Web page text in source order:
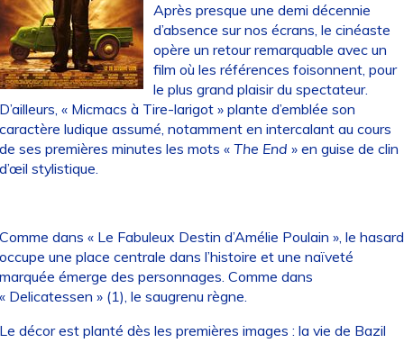
Après presque une demi décennie
d’absence sur nos écrans, le cinéaste
opère un retour remarquable avec un
film où les références foisonnent, pour
le plus grand plaisir du spectateur.
« Micmacs à Tire-larigot » plante d’emblée son
ludique assumé, notamment en intercalant au cours
ses premières minutes les mots « The End » en guise de clin
stylistique.
dans « Le Fabuleux Destin d’Amélie Poulain », le hasard
une place centrale dans l’histoire et une naïveté
émerge des personnages. Comme dans
Delicatessen » (1), le saugrenu règne.
décor est planté dès les premières images : la vie de Bazil